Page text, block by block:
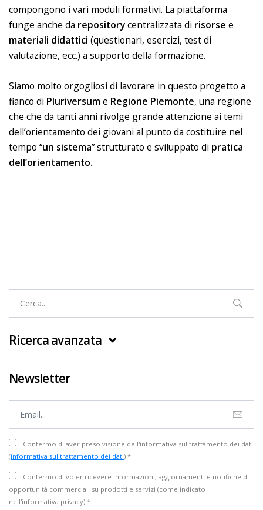
compongono i vari moduli formativi. La piattaforma
funge anche da repositorycentralizzata di risorse e
materiali didattici (questionari, esercizi, test di
valutazione, ecc.) a supporto della formazione.
Siamo molto orgogliosi di lavorare in questo progetto a
fianco di Pluriversume Regione Piemonte, una regione
che che da tanti anni rivolge grande attenzione ai temi
dell’orientamento dei giovani al punto da costituire nel
tempo “un sistema” strutturato e sviluppato di pratica
dell’orientamento.
Ricerca avanzata
Newsletter
Confermo di aver preso visione dell'informativa sul trattamento dei dati
(informativa sul trattamento dei dati) *
Confermo di voler ricevere informazioni, aggiornamenti e notifiche di
opportunità commerciali su prodotti e servizi (come indicato
nell'informativa privacy) *